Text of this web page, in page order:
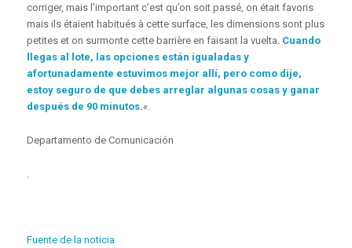
corriger, mais l’important c’est qu’on soit passé, on était favoris
mais ils étaient habitués à cette surface, les dimensions sont plus
petites et on surmonte cette barrière en faisant la vuelta. Cuando
llegas al lote, las opciones están igualadas y
afortunadamente estuvimos mejor allí, pero como dije,
estoy seguro de que debes arreglar algunas cosas y ganar
después de 90 minutos.«.
Departamento de Comunicación
.
Fuente de la noticia